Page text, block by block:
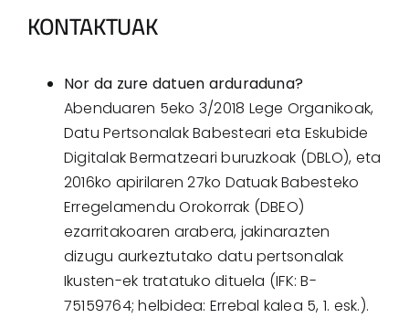
KONTAKTUAK
Nor da zure datuen arduraduna?
Abenduaren 5eko 3/2018 Lege Organikoak,
Datu Pertsonalak Babesteari eta Eskubide
Digitalak Bermatzeari buruzkoak (DBLO), eta
2016ko apirilaren 27ko Datuak Babesteko
Erregelamendu Orokorrak (DBEO)
ezarritakoaren arabera, jakinarazten
dizugu aurkeztutako datu pertsonalak
Ikusten-ek tratatuko dituela (IFK: B-
75159764; helbidea: Errebal kalea 5, 1. esk.).